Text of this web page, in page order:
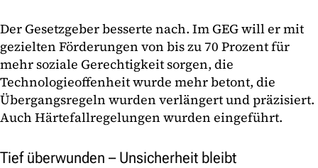
Der Gesetzgeber besserte nach. Im GEG will er mit
gezielten Förderungen von bis zu 70 Prozent für
mehr soziale Gerechtigkeit sorgen, die
Technologieoffenheit wurde mehr betont, die
Übergangsregeln wurden verlängert und präzisiert.
Auch Härtefallregelungen wurden eingeführt.
Tief überwunden – Unsicherheit bleibt